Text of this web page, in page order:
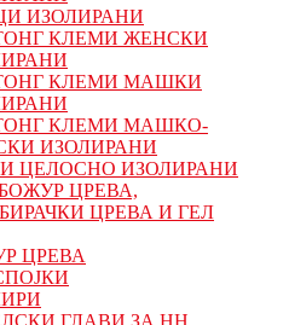
ИЗОЛИРАНИ
КЛЕМИ ЖЕНСКИ
КЛЕМИ МАШКИ
КЛЕМИ МАШКO-
ИЗОЛИРАНИ
ЦЕЛОСНО ИЗОЛИРАНИ
ЦРЕВА,
ЦРЕВА И ГЕЛ
ЦРЕВА
ГЛАВИ ЗА НН